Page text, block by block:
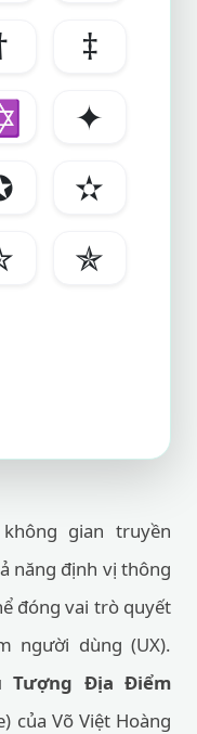
‡
✦
✫
✯
gian truyền
năng định vị thông
đóng vai trò quyết
người dùng (UX).
Tượng Địa Điểm
của Võ Việt Hoàng